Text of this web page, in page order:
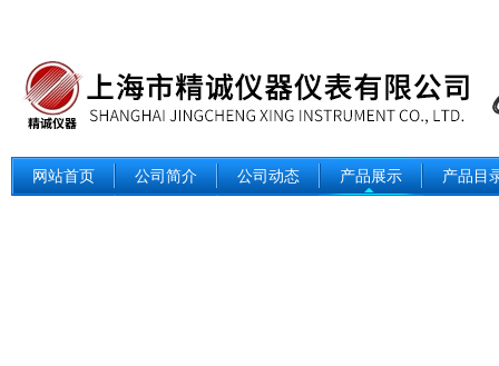
网站首页 公司简介 公司动态 产品展示 产品目